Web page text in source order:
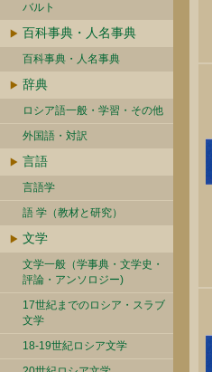
バルト
百科事典・人名事典
百科事典・人名事典
辞典
ロシア語一般・学習・その他
外国語・対訳
言語
言語学
語 学（教材と研究）
文学
文学一般（学事典・文学史・
評論・アンソロジー)
17世紀までのロシア・スラブ
文学
18-19世紀ロシア文学